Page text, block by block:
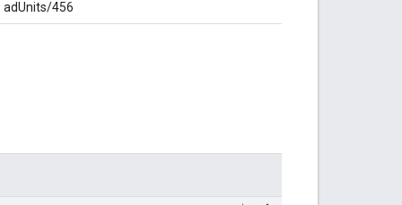
adUnits/456